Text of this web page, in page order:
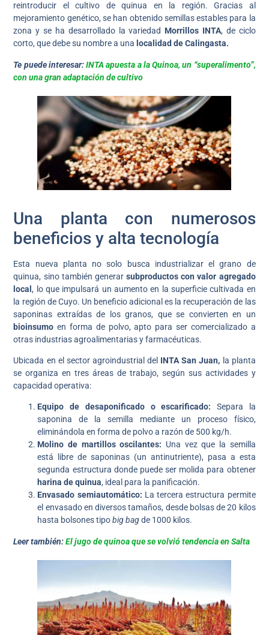
reintroducir el cultivo de quinua en la región. Gracias al
mejoramiento genético, se han obtenido semillas estables para la
zona y se ha desarrollado la variedad Morrillos INTA, de ciclo
corto, que debe su nombre a una localidad de Calingasta.
Te puede interesar:INTA apuesta a la Quinoa, un “superalimento”,
con una gran adaptación de cultivo
Una planta con numerosos
beneficios y alta tecnología
Esta nueva planta no solo busca industrializar el grano de
quinua, sino también generarsubproductos con valor agregado
local, lo que impulsará un aumento en la superficie cultivada en
la región de Cuyo. Un beneficio adicional es la recuperación de las
saponinas extraídas de los granos, que se convierten en un
bioinsumo en forma de polvo, apto para ser comercializado a
otras industrias agroalimentarias y farmacéuticas.
Ubicada en el sector agroindustrial del INTA San Juan, la planta
se organiza en tres áreas de trabajo, según sus actividades y
capacidad operativa:
Equipo de desaponificado o escarificado: Separa la
saponina de la semilla mediante un proceso físico,
eliminándola en forma de polvo a razón de 500 kg/h.
Molino de martillos oscilantes: Una vez que la semilla
está libre de saponinas (un antinutriente), pasa a esta
segunda estructura donde puede ser molida para obtener
harina de quinua, ideal para la panificación.
Envasado semiautomático: La tercera estructura permite
el envasado en diversos tamaños, desde bolsas de 20 kilos
hasta bolsones tipobig bagde 1000 kilos.
Leer también:El jugo de quinoa que se volvió tendencia en Salta